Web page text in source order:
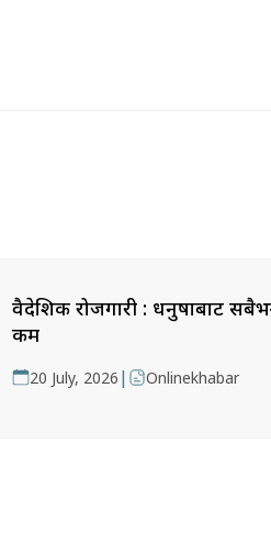
वैदेशिक रोजगारी : धनुषाबाट
कम
20 July, 2026 | Onlinekhabar